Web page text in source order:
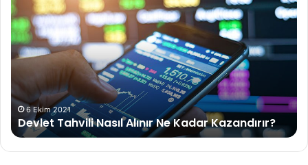
Tahvili
Nasıl
Alınır
Ne
Kadar
Kazandırır?
6 Ekim 2021
Devlet Tahvili Nasıl Alınır Ne Kadar Kazandırır?